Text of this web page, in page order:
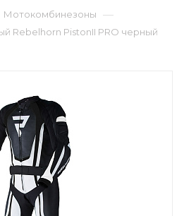
Мотокомбинезоны —
Rebelhorn PistonII PRO черный